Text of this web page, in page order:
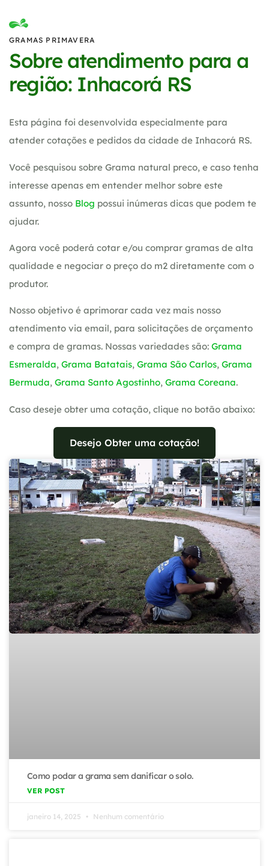
GRAMAS PRIMAVERA
Sobre atendimento para a
região: Inhacorá RS
Esta página foi desenvolvida especialmente para
atender cotações e pedidos da cidade de Inhacorá RS.
Você pesquisou sobre Grama natural preco, e caso tenha
interesse apenas em entender melhor sobre este
assunto, nosso Blog possui inúmeras dicas que podem te
ajudar.
Agora você poderá cotar e/ou comprar gramas de alta
qualidade e negociar o preço do m2 diretamente com o
produtor.
Nosso objetivo é aprimorar cada vez mais nosso
atendimento via email, para solicitações de orçamento
e compra de gramas. Nossas variedades são: Grama
Esmeralda, Grama Batatais, Grama São Carlos, Grama
Bermuda, Grama Santo Agostinho, Grama Coreana.
Caso deseje obter uma cotação, clique no botão abaixo:
Desejo Obter uma cotação!
Como podar a grama sem danificar o solo.
VER POST
janeiro 14, 2025 Nenhum comentário